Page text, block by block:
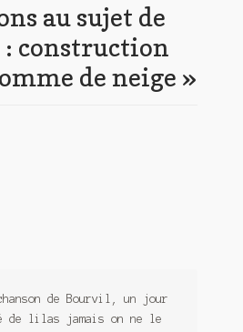
au sujet de
: construction
de neige »
chanson de Bourvil, un jour
de lilas jamais on ne le